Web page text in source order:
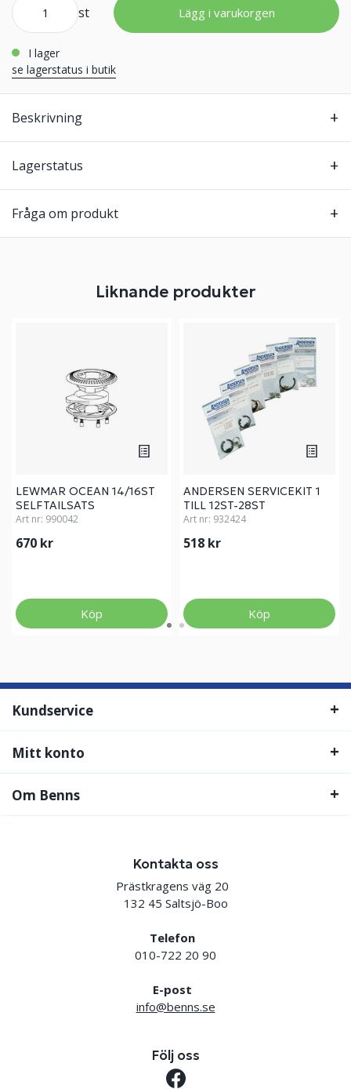
st Lägg i varukorgen
i lager
se lagerstatus i butik
Beskrivning
Lagerstatus
Fråga om produkt
Liknande produkter
LEWMAR OCEAN 14/16ST
SELFTAILSATS
Art nr: 990042
670 kr
Köp
ANDERSEN SERVICEKIT 1
TILL 12ST-28ST
Art nr: 932424
518 kr
Köp
Kundservice
Mitt konto
Om Benns
Kontakta oss
Prästkragens väg 20
132 45 Saltsjö-Boo
Telefon
010-722 20 90
E-post
info@benns.se
Följ oss